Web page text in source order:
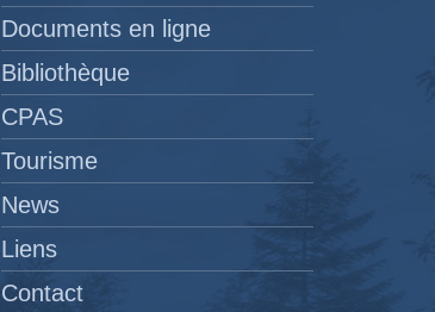
Documents en ligne
Bibliothèque
CPAS
Tourisme
News
Liens
Contact